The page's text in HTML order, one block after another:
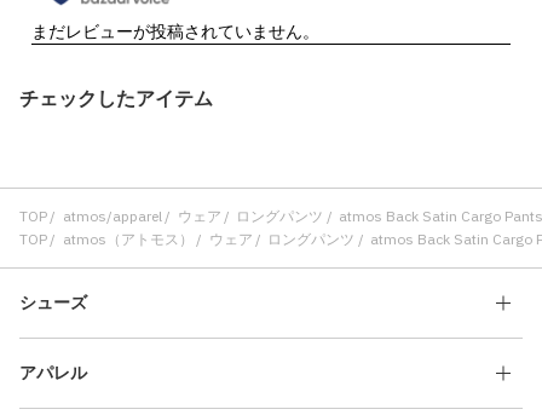
チェックしたアイテム
TOP atmos/apparel ウェア ロングパンツ
atmos Back Satin Cargo
TOP
atmos（アトモス） ウェア ロングパンツ atmos Back Satin Cargo
シューズ
アパレル